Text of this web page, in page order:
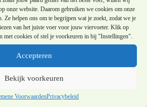
onze website. Daarom gebruiken we cookies om onze
Ze helpen ons om te begrijpen wat je zoekt, zodat we je
van het juiste voer voor jouw viervoeter. Klik op
met cookies of stel je voorkeuren in bij "Instellingen".
Accepteren
Bekijk voorkeuren
VoorwaardenPrivacybeleid
proefverpakking
is in nabestelling en wordt later